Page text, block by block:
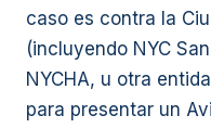
caso es contra la
(incluyendo NYC
NYCHA, u otra
para presentar un